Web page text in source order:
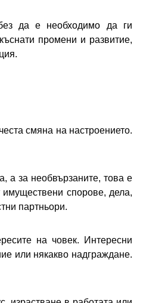
да е необходимо да ги
промени и развитие,
смяна на настроението.
а за необвързаните, това е
спорове, дела,
партньори.
на човек. Интересни
или някакво надграждане.